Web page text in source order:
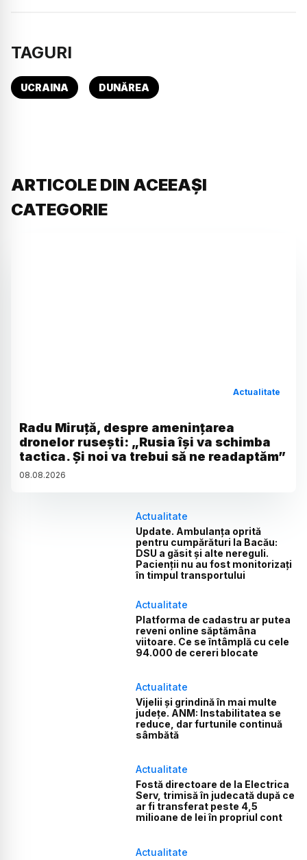
TAGURI
UCRAINA DUNĂREA
ARTICOLE DIN ACEEAȘI
CATEGORIE
Actualitate
Radu Miruță, despre amenințarea
dronelor rusești: „Rusia își va schimba
tactica. Și noi va trebui să ne readaptăm”
08.08.2026
Actualitate
Update. Ambulanța oprită
pentru cumpărături la Bacău:
DSU a găsit și alte nereguli.
Pacienții nu au fost monitorizați
în timpul transportului
Actualitate
Platforma de cadastru ar putea
reveni online săptămâna
viitoare. Ce se întâmplă cu cele
94.000 de cereri blocate
Actualitate
Vijelii și grindină în mai multe
județe. ANM: Instabilitatea se
reduce, dar furtunile continuă
sâmbătă
Actualitate
Fostă directoare de la Electrica
Serv, trimisă în judecată după ce
ar fi transferat peste 4,5
milioane de lei în propriul cont
Actualitate